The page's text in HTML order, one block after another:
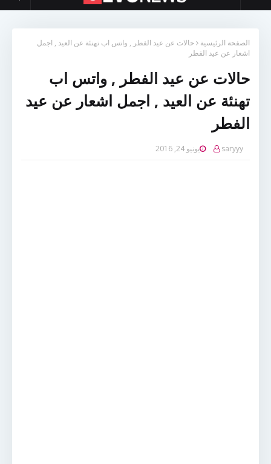
الصفحة الرئيسية
حالات عن عيد الفطر , واتس اب تهنئة عن العيد , اجمل
اشعار عن عيد الفطر
حالات عن عيد الفطر , واتس اب
تهنئة عن العيد , اجمل اشعار عن عيد
الفطر
saryyy يونيو 24, 2016